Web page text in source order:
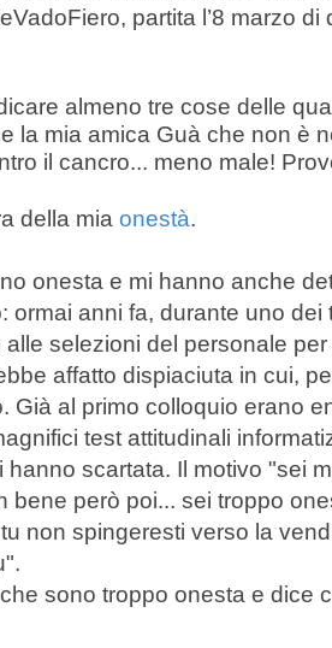
partita l’8 marzo di
almeno tre cose delle
la mia amica Guà che non è
il cancro... meno male!
della mia onestà.
onesta e mi hanno anche
ormai anni fa, durante uno dei
alle selezioni del personale
affatto dispiaciuta in cui,
Già al primo colloquio erano
test attitudinali
hanno scartata. Il motivo "sei
bene però poi... sei troppo
non spingeresti verso la
sono troppo onesta e dice